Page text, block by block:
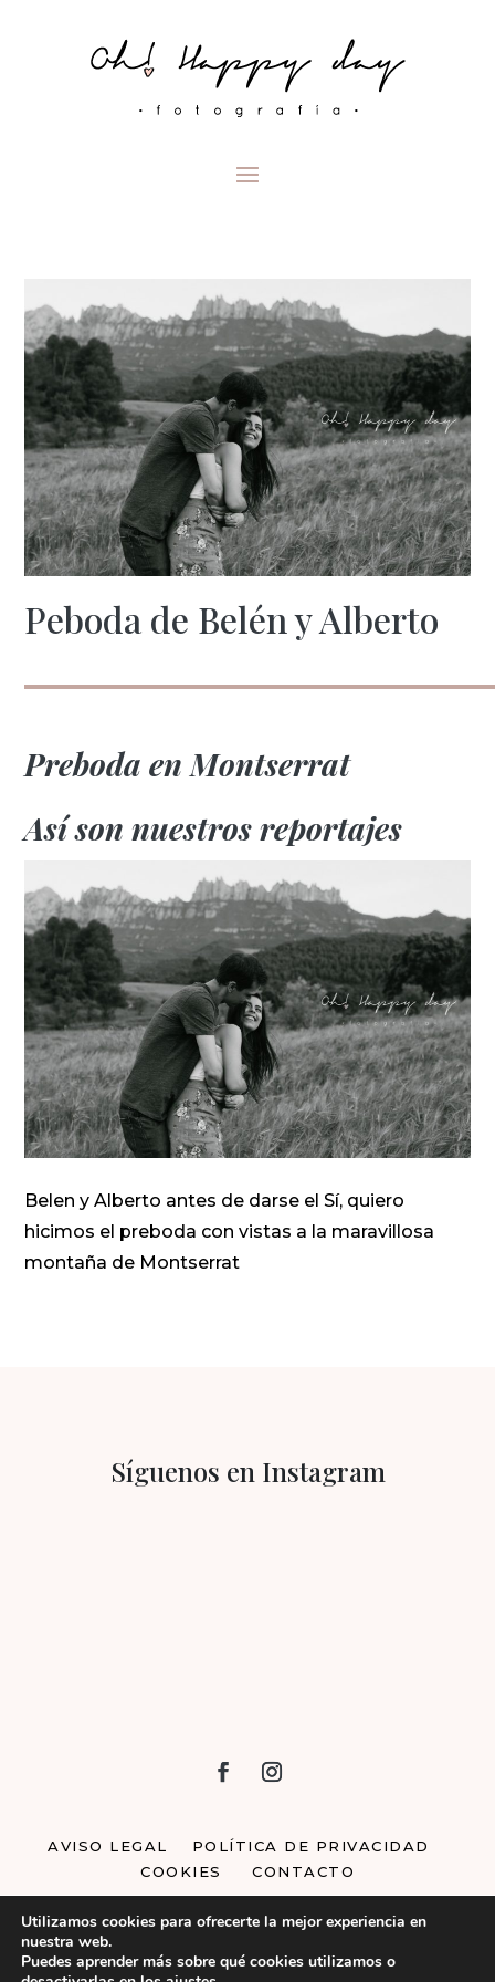
Peboda de Belén y Alberto
Preboda en Montserrat
Así son nuestros reportajes
Belen y Alberto antes de darse el Sí, quiero
hicimos el preboda con vistas a la maravillosa
montaña de Montserrat
Síguenos en Instagram
AVISO LEGAL
POLÍTICA DE PRIVACIDAD
COOKIES
CONTACTO
Oh happy day © 2023 –Diseño y desarrollo web
Blanco Ruso
Utilizamos cookies para ofrecerte la mejor experiencia en
nuestra web.
Puedes aprender más sobre qué cookies utilizamos o